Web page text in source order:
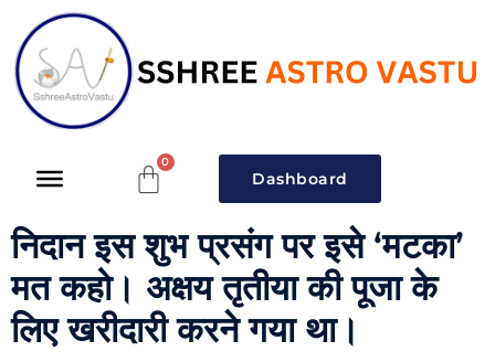
Dashboard
निदान इस शुभ प्रसंग पर इसे ‘मटका’
मत कहो। अक्षय तृतीया की पूजा के
लिए खरीदारी करने गया था।